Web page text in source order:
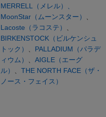
MERRELL（メレル）、
MoonStar（ムーンスター）
Lacoste（ラコステ）
BIRKENSTOCK（ビルケンシュ
トック）
PALLADIUM（パラデ
ィウム）
AIGLE（エーグ
ル）
THE NORTH FACE（ザ・
ノース・フェイス）